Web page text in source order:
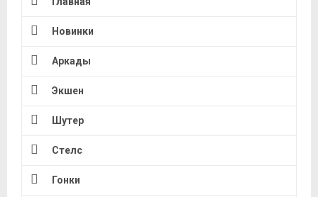
Новинки
Аркады
Экшен
Шутер
Стелс
Гонки